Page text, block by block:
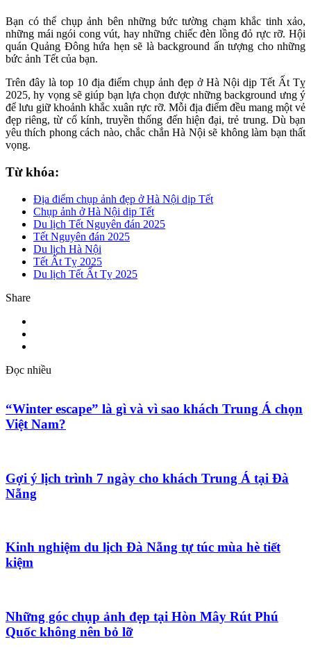
Bạn có thể chụp ảnh bên những bức tường chạm khắc tinh xảo,
những mái ngói cong vút, hay những chiếc đèn lồng đỏ rực rỡ. Hội
quán Quảng Đông hứa hẹn sẽ là background ấn tượng cho những
bức ảnh Tết của bạn.
Trên đây là top 10 địa điểm chụp ảnh đẹp ở Hà Nội dịp Tết Ất Tỵ
2025, hy vọng sẽ giúp bạn lựa chọn được những background ưng ý
để lưu giữ khoảnh khắc xuân rực rỡ. Mỗi địa điểm đều mang một vẻ
đẹp riêng, từ cổ kính, truyền thống đến hiện đại, trẻ trung. Dù bạn
yêu thích phong cách nào, chắc chắn Hà Nội sẽ không làm bạn thất
vọng.
Từ khóa:
Địa điểm chụp ảnh đẹp ở Hà Nội dịp Tết
Chụp ảnh ở Hà Nội dịp Tết
Du lịch Tết Nguyên đán 2025
Tết Nguyên đán 2025
Du lịch Hà Nội
Tết Ất Tỵ 2025
Du lịch Tết Ất Tỵ 2025
Share
Đọc nhiều
“Winter escape” là gì và vì sao khách Trung Á chọn
Việt Nam?
Gợi ý lịch trình 7 ngày cho khách Trung Á tại Đà
Nẵng
Kinh nghiệm du lịch Đà Nẵng tự túc mùa hè tiết
kiệm
Những góc chụp ảnh đẹp tại Hòn Mây Rút Phú
Quốc không nên bỏ lỡ